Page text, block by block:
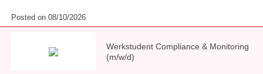
Posted on 08/10/2026
Werkstudent Compliance & Monitoring
(m/w/d)